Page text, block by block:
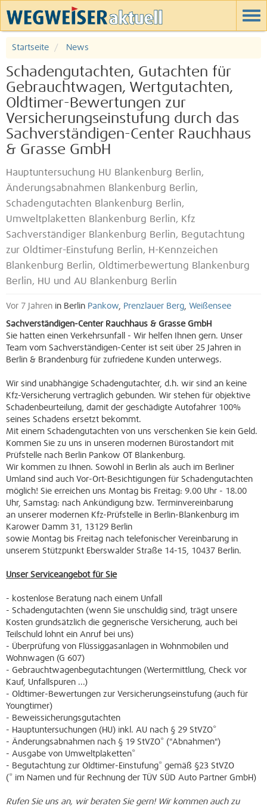
Startseite News
Schadengutachten, Gutachten für
Gebrauchtwagen, Wertgutachten,
Oldtimer-Bewertungen zur
Versicherungseinstufung durch das
Sachverständigen-Center Rauchhaus
& Grasse GmbH
Hauptuntersuchung HU Blankenburg Berlin,
Änderungsabnahmen Blankenburg Berlin,
Schadengutachten Blankenburg Berlin,
Umweltplaketten Blankenburg Berlin, Kfz
Sachverständiger Blankenburg Berlin, Begutachtung
zur Oldtimer-Einstufung Berlin, H-Kennzeichen
Blankenburg Berlin, Oldtimerbewertung Blankenburg
Berlin, HU und AU Blankenburg Berlin
Vor 7 Jahren in Berlin Pankow, Prenzlauer Berg, Weißensee
Sachverständigen-Center Rauchhaus & Grasse GmbH
Sie hatten einen Verkehrsunfall - Wir helfen Ihnen gern. Unser
Team vom Sachverständigen-Center ist seit über 25 Jahren in
Berlin & Brandenburg für zufriedene Kunden unterwegs.
Wir sind unabhängige Schadengutachter, d.h. wir sind an keine
Kfz-Versicherung vertraglich gebunden. Wir stehen für objektive
Schadenbeurteilung, damit der geschädigte Autofahrer 100%
seines Schadens ersetzt bekommt.
Mit einem Schadengutachten von uns verschenken Sie kein Geld.
Kommen Sie zu uns in unseren modernen Bürostandort mit
Prüfstelle nach Berlin Pankow OT Blankenburg.
Wir kommen zu Ihnen. Sowohl in Berlin als auch im Berliner
Umland sind auch Vor-Ort-Besichtigungen für Schadengutachten
möglich! Sie erreichen uns Montag bis Freitag: 9.00 Uhr - 18.00
Uhr, Samstag: nach Ankündigung bzw. Terminvereinbarung
an unserer modernen Kfz-Prüfstelle in Berlin-Blankenburg im
Karower Damm 31, 13129 Berlin
sowie Montag bis Freitag nach telefonischer Vereinbarung in
unserem Stützpunkt Eberswalder Straße 14-15, 10437 Berlin.
Unser Serviceangebot für Sie
- kostenlose Beratung nach einem Unfall
- Schadengutachten (wenn Sie unschuldig sind, trägt unsere
Kosten grundsätzlich die gegnerische Versicherung, auch bei
Teilschuld lohnt ein Anruf bei uns)
- Überprüfung von Flüssiggasanlagen in Wohnmobilen und
Wohnwagen (G 607)
- Gebrauchtwagenbegutachtungen (Wertermittlung, Check vor
Kauf, Unfallspuren ...)
- Oldtimer-Bewertungen zur Versicherungseinstufung (auch für
Youngtimer)
- Beweissicherungsgutachten
- Hauptuntersuchungen (HU) inkl. AU nach § 29 StVZO*
- Änderungsabnahmen nach § 19 StVZO* ("Abnahmen")
- Ausgabe von Umweltplaketten*
- Begutachtung zur Oldtimer-Einstufung* gemäß §23 StVZO
(* im Namen und für Rechnung der TÜV SÜD Auto Partner GmbH)
Rufen Sie uns an, wir beraten Sie gern! Wir kommen auch zu